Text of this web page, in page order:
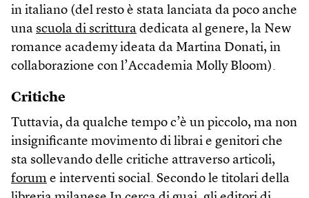
in italiano (del resto è stata lanciata da poco anche
una scuola di scrittura dedicata al genere, la New
romance academy ideata da Martina Donati, in
collaborazione con l’Accademia Molly Bloom).
Critiche
Tuttavia, da qualche tempo c’è un piccolo, ma non
insignificante movimento di librai e genitori che
sta sollevando delle critiche attraverso articoli,
forum e interventi social. Secondo le titolari della